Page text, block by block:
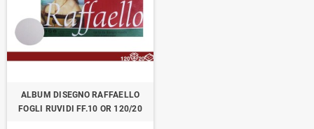
ALBUM DISEGNO RAFFAELLO
FOGLI RUVIDI FF.10 OR 120/20